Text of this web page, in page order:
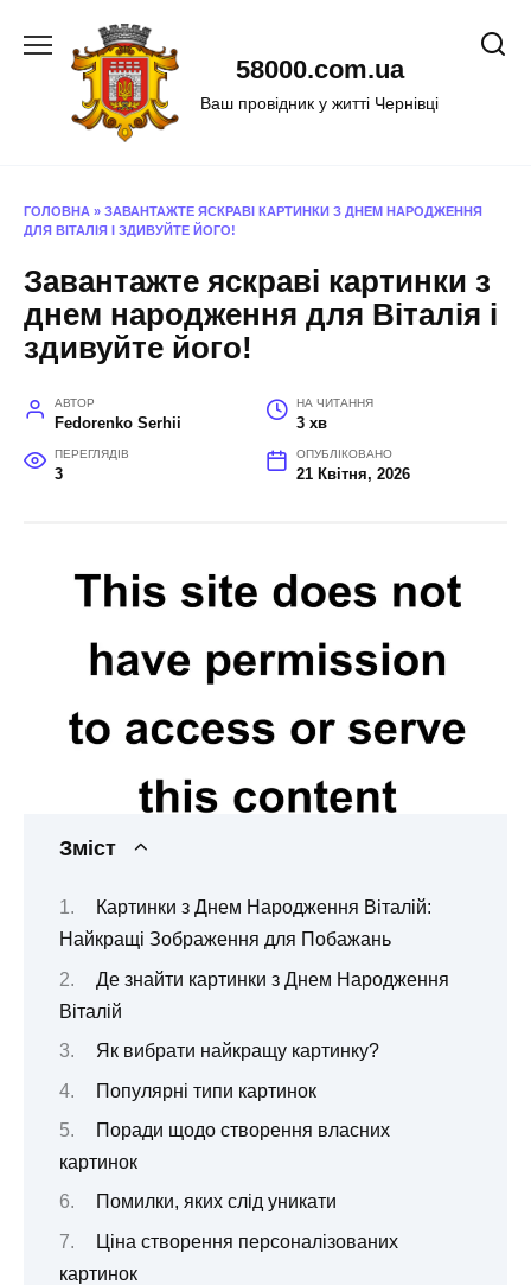
58000.com.ua
Ваш провідник у житті Чернівці
ГОЛОВНА » ЗАВАНТАЖТЕ ЯСКРАВІ КАРТИНКИ З ДНЕМ НАРОДЖЕННЯ
ДЛЯ ВІТАЛІЯ І ЗДИВУЙТЕ ЙОГО!
Завантажте яскраві картинки з
днем народження для Віталія і
здивуйте його!
АВТОР
Fedorenko Serhii
НА ЧИТАННЯ
3 хв
ПЕРЕГЛЯДІВ
3
ОПУБЛІКОВАНО
21 Квітня, 2026
Зміст
Картинки з Днем Народження Віталій:
Найкращі Зображення для Побажань
Де знайти картинки з Днем Народження
Віталій
Як вибрати найкращу картинку?
Популярні типи картинок
Поради щодо створення власних
картинок
Помилки, яких слід уникати
Ціна створення персоналізованих
картинок